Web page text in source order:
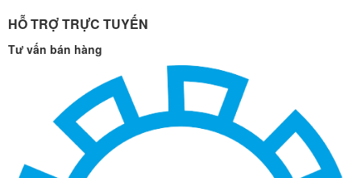
HỖ TRỢ TRỰC TUYẾN
Tư vấn bán hàng